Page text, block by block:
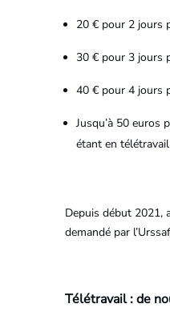
20 € pour 2 jours
30 € pour 3 jours
40 € pour 4 jours
Jusqu’à 50 euros
étant en
Depuis début 2021,
demandé par
Télétravail : de